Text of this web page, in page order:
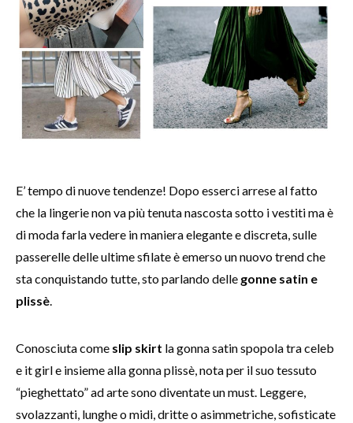
E’ tempo di nuove tendenze! Dopo esserci arrese al fatto
che la lingerie non va più tenuta nascosta sotto i vestiti ma è
di moda farla vedere in maniera elegante e discreta, sulle
passerelle delle ultime sfilate è emerso un nuovo trend che
sta conquistando tutte, sto parlando delle gonne satin e
plissè.
Conosciuta come slip skirt la gonna satin spopola tra celeb
e it girl e insieme alla gonna plissè, nota per il suo tessuto
“pieghettato” ad arte sono diventate un must. Leggere,
svolazzanti, lunghe o midi, dritte o asimmetriche, sofisticate